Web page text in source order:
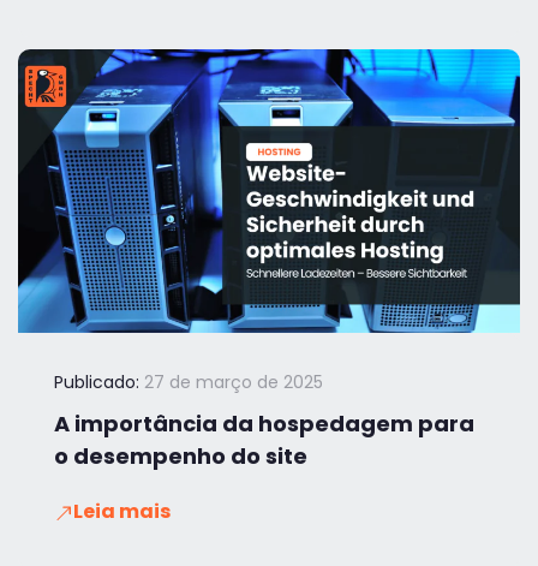
Publicado: 27 de março de 2025
A importância da hospedagem para
o desempenho do site
Leia mais